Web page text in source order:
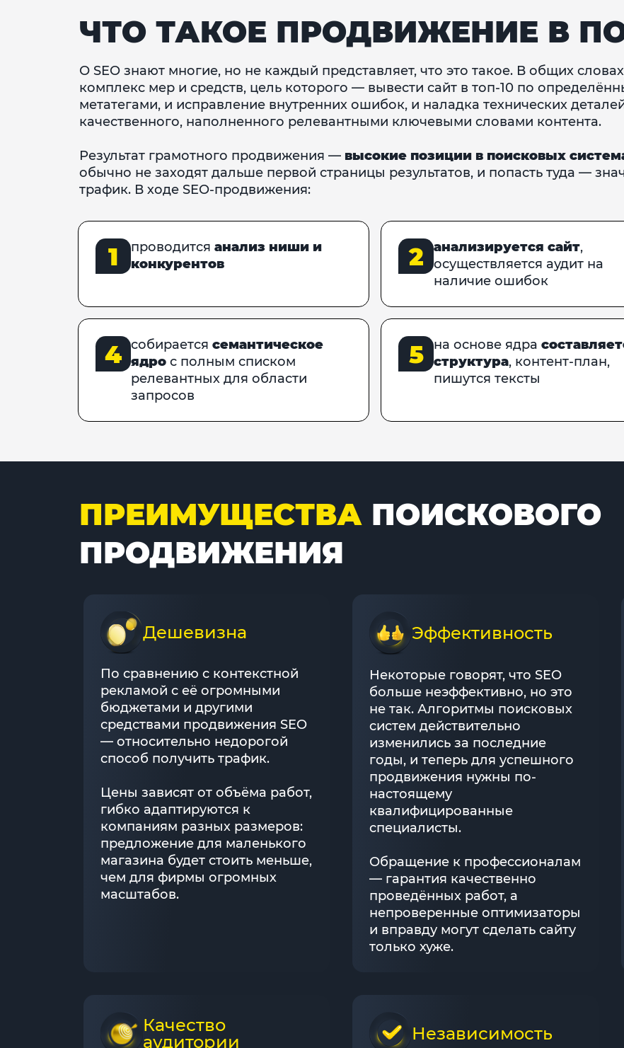
ЧТО ТАКОЕ ПРОДВИЖЕНИЕ В
О SEO знают многие, но не каждый представляет, что это такое. В общих
комплекс мер и средств, цель которого — вывести сайт в топ-10 по
метатегами, и исправление внутренних ошибок, и наладка технических
качественного, наполненного релевантными ключевыми словами контента.
Результат грамотного продвижения — высокие позиции в поисковых
обычно не заходят дальше первой страницы результатов, и попасть туда —
трафик. В ходе SEO-продвижения:
1 проводится анализ ниши и
конкурентов
2 анализируется сайт,
осуществляется аудит на
наличие ошибок
4 собирается семантическое
ядро с полным списком
релевантных для области
запросов
5 на основе ядра
структура, контент-план,
пишутся тексты
ПРЕИМУЩЕСТВА ПОИСКОВОГО
ПРОДВИЖЕНИЯ
Дешевизна
По сравнению с контекстной
рекламой с её огромными
бюджетами и другими
средствами продвижения SEO
— относительно недорогой
способ получить трафик.
Цены зависят от объёма работ,
гибко адаптируются к
компаниям разных размеров:
предложение для маленького
магазина будет стоить меньше,
чем для фирмы огромных
масштабов.
Эффективность
Некоторые говорят, что SEO
больше неэффективно, но это
не так. Алгоритмы поисковых
систем действительно
изменились за последние
годы, и теперь для успешного
продвижения нужны по-
настоящему
квалифицированные
специалисты.
Обращение к профессионалам
— гарантия качественно
проведённых работ, а
непроверенные оптимизаторы
и вправду могут сделать сайту
только хуже.
Качество
аудитории
Независимость